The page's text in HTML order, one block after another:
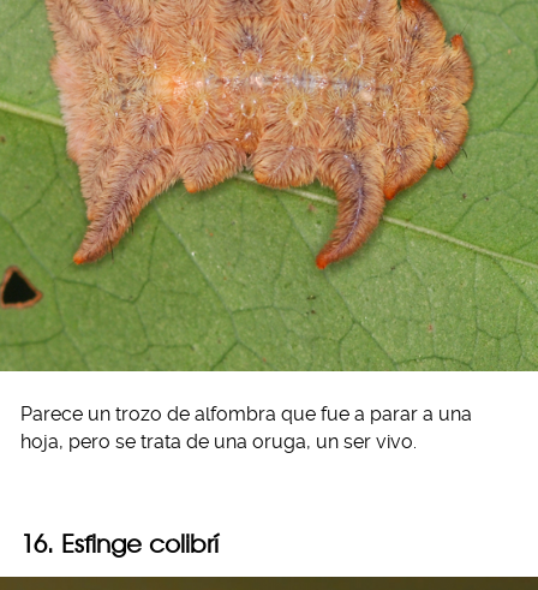
Parece un trozo de alfombra que fue a parar a una
hoja, pero se trata de una oruga, un ser vivo.
16. Esfinge colibrí